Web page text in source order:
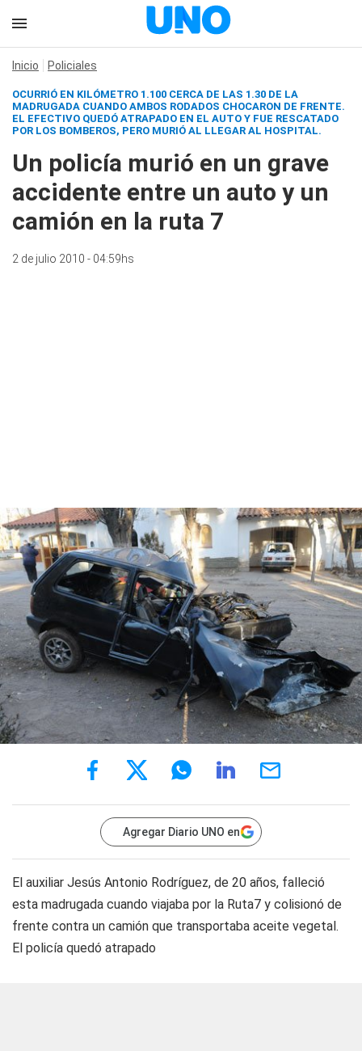
Inicio Policiales
OCURRIÓ EN KILÓMETRO 1.100 CERCA DE LAS 1.30 DE LA
MADRUGADA CUANDO AMBOS RODADOS CHOCARON DE FRENTE.
EL EFECTIVO QUEDÓ ATRAPADO EN EL AUTO Y FUE RESCATADO
POR LOS BOMBEROS, PERO MURIÓ AL LLEGAR AL HOSPITAL.
Un policía murió en un grave
accidente entre un auto y un
camión en la ruta 7
2 de julio 2010 - 04:59hs
Agregar Diario UNO en
El auxiliar Jesús Antonio Rodríguez, de 20 años, falleció
esta madrugada cuando viajaba por la Ruta7 y colisionó de
frente contra un camión que transportaba aceite vegetal.
El policía quedó atrapado